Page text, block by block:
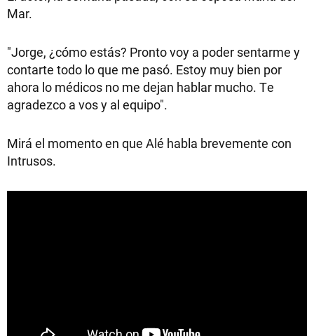
Mar.
"Jorge, ¿cómo estás? Pronto voy a poder sentarme y
contarte todo lo que me pasó. Estoy muy bien por
ahora lo médicos no me dejan hablar mucho. Te
agradezco a vos y al equipo".
Mirá el momento en que Alé habla brevemente con
Intrusos.